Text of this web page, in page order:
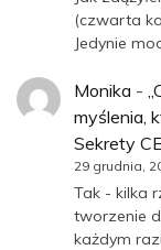
(czwarta
Jedynie
Monika -
myślenia,
Sekrety
29 grudnia,
Tak - kilka
tworzenie
każdym